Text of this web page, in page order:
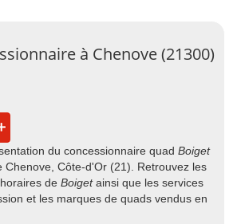
à Chenove (21300)
du concessionnaire quad Boiget
Chenove, Côte-d'Or (21). Retrouvez les
de Boigetainsi que les services
et les marques de quads vendus en